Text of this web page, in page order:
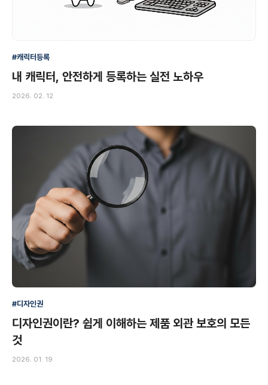
#캐릭터등록
내 캐릭터, 안전하게 등록하는 실전 노하우
2026. 02. 12
#디자인권
디자인권이란? 쉽게 이해하는 제품 외관 보호의 모든
것
2026. 01. 19